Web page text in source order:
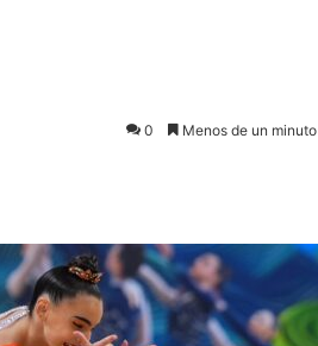
0 Menos de un minuto